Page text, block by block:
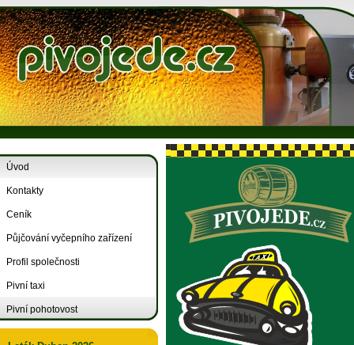
Úvod
Kontakty
Ceník
Půjčování vyčepního zařízení
Profil společnosti
Pivní taxi
Pivní pohotovost